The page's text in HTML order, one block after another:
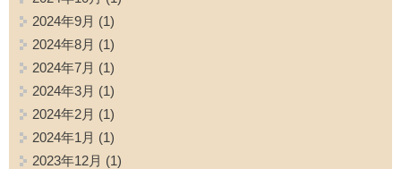
2024年9月 (1)
2024年8月 (1)
2024年7月 (1)
2024年3月 (1)
2024年2月 (1)
2024年1月 (1)
2023年12月 (1)